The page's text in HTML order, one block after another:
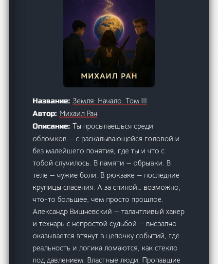
Название:Земля: Начало. Том III
Автор: Михаил Ран
Описание:Ты просыпаешься среди
обломков — с раскалывающейся головой и
без малейшего понятия, где ты и что с
тобой случилось. В памяти — обрывки. В
теле — чужие боли. В рюкзаке — последние
крупицы спасения. А за спиной… возможно,
что-то большее, чем просто прошлое.
Александр Вишневский — талантливый хакер
и технарь с непростой судьбой — внезапно
оказывается втянут в цепочку событий, где
реальность и логика ломаются, как стекло
под давлением. Властные люди. Пропавшие